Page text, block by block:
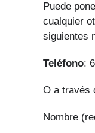
Puede
cualquier
siguientes
Teléfono:
O a través
Nombre